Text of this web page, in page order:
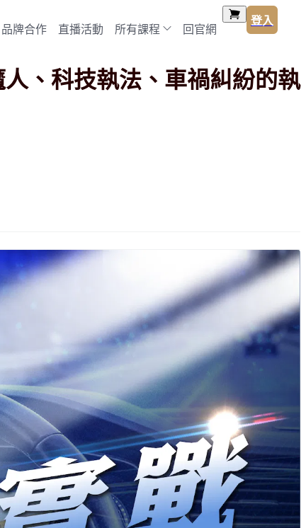
品牌合作 直播活動 所有課程 回官網
登入
、科技執法、車禍糾紛的執